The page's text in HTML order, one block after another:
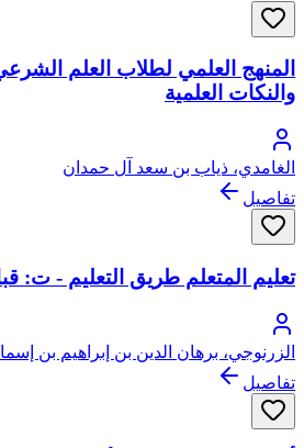
المنهج العلمي لطلاب العلم
والنكات العلمية
الغامدي، ذياب بن سعد آل حمدان
تفاصيل
تعليم المتعلم طريق التعليم - ت:
الزرنوجي، برهان الدين بن إبراهيم بن
تفاصيل